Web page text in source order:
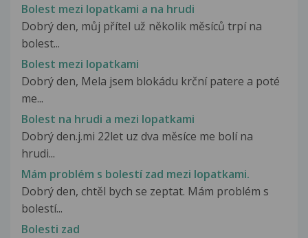
Bolest mezi lopatkami a na hrudi
Dobrý den, můj přítel už několik měsíců trpí na
bolest...
Bolest mezi lopatkami
Dobrý den, Mela jsem blokádu krční patere a poté
me...
Bolest na hrudi a mezi lopatkami
Dobrý den.j.mi 22let uz dva měsíce me bolí na
hrudi...
Mám problém s bolestí zad mezi lopatkami.
Dobrý den, chtěl bych se zeptat. Mám problém s
bolestí...
Bolesti zad